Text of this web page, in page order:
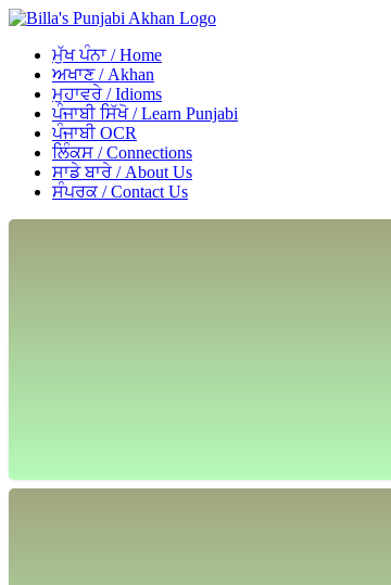
ਮੁੱਖ ਪੰਨਾ / Home
ਅਖਾਣ / Akhan
ਮੁਹਾਵਰੇ / Idioms
ਪੰਜਾਬੀ ਸਿੱਖੋ / Learn Punjabi
ਪੰਜਾਬੀ OCR
ਲਿੰਕਸ / Connections
ਸਾਡੇ ਬਾਰੇ / About Us
ਸੰਪਰਕ / Contact Us